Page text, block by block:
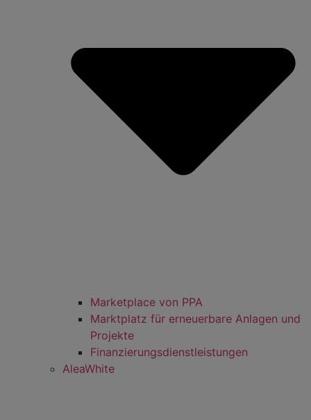
Marketplace von PPA
Marktplatz für erneuerbare Anlagen und
Projekte
Finanzierungsdienstleistungen
AleaWhite